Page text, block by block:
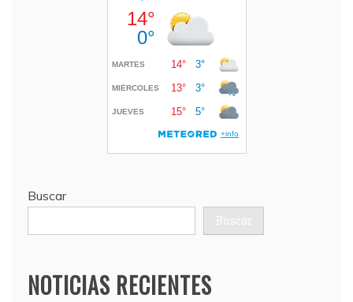
Buscar
Buscar
NOTICIAS RECIENTES